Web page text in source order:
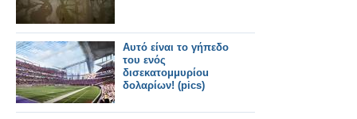
Αυτό είναι τo γήπεδο
του ενός
δισεκατομμυρίou
δολαρίων! (pics)